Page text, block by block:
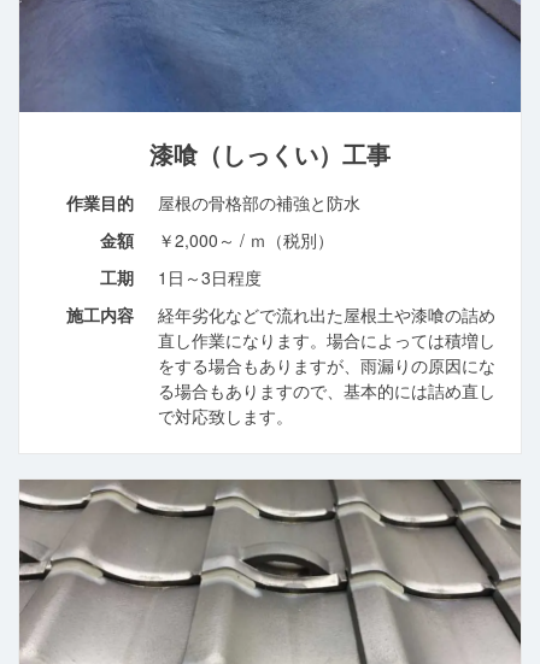
漆喰（しっくい）工事
作業目的
屋根の骨格部の補強と防水
金額
￥2,000～ / ｍ（税別）
工期
1日～3日程度
施工内容
経年劣化などで流れ出た屋根土や漆喰の詰め
直し作業になります。場合によっては積増し
をする場合もありますが、雨漏りの原因にな
る場合もありますので、基本的には詰め直し
で対応致します。